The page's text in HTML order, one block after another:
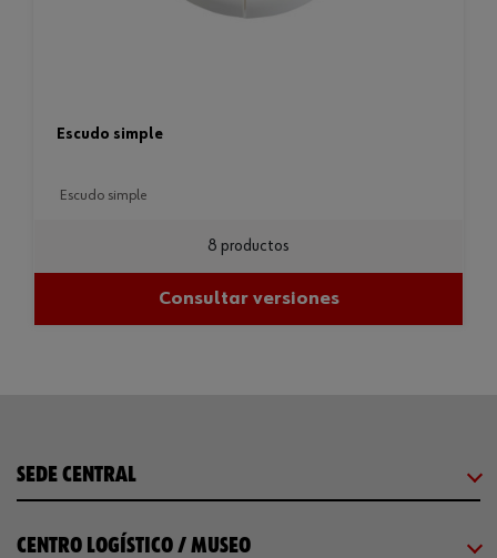
escudo simple
escudo simple
8 productos
Consultar versiones
SEDE CENTRAL
CENTRO LOGÍSTICO / MUSEO